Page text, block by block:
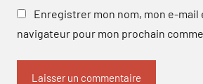
Enregistrer mon nom, mon e-mail
navigateur pour mon prochain